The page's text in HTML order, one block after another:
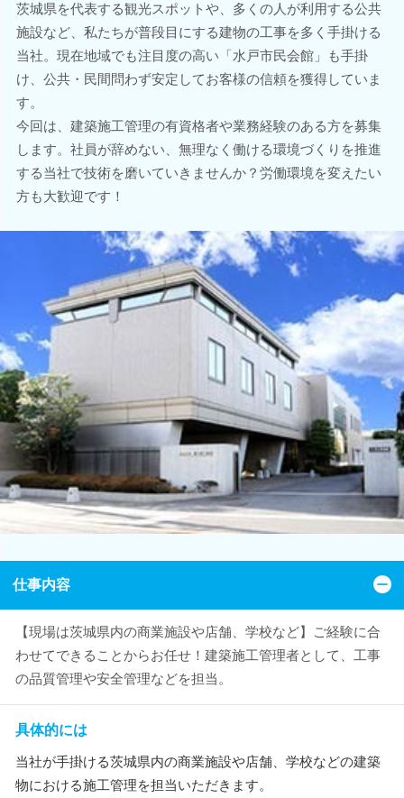
茨城県を代表する観光スポットや、多くの人が利用する公共
施設など、私たちが普段目にする建物の工事を多く手掛ける
当社。現在地域でも注目度の高い「水戸市民会館」も手掛
け、公共・民間問わず安定してお客様の信頼を獲得していま
す。
今回は、建築施工管理の有資格者や業務経験のある方を募集
します。社員が辞めない、無理なく働ける環境づくりを推進
する当社で技術を磨いていきませんか？労働環境を変えたい
方も大歓迎です！
仕事内容
【現場は茨城県内の商業施設や店舗、学校など】ご経験に合
わせてできることからお任せ！建築施工管理者として、工事
の品質管理や安全管理などを担当。
具体的には
当社が手掛ける茨城県内の商業施設や店舗、学校などの建築
物における施工管理を担当いただきます。